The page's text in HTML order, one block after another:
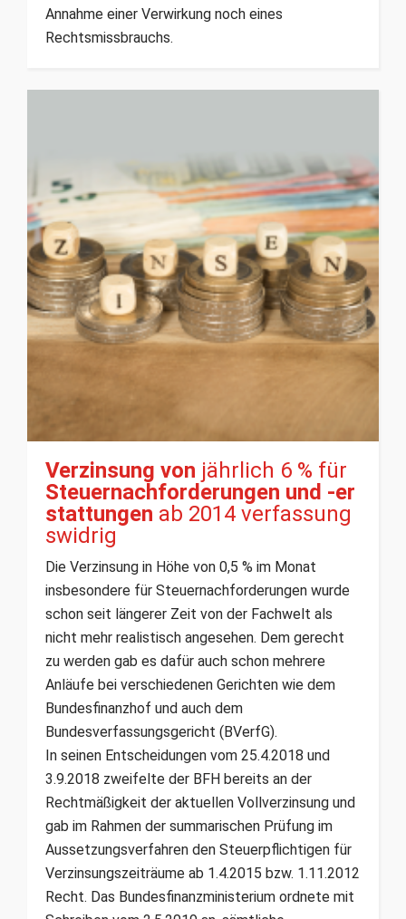
Annahme einer Verwirkung noch eines
Rechtsmissbrauchs.
Verzinsung von jährlich 6 % für
Steuernachforderungen und -er
stattungen ab 2014 verfassung
swidrig
Die Verzinsung in Höhe von 0,5 % im Monat
insbesondere für Steuernachforderungen wurde
schon seit längerer Zeit von der Fachwelt als
nicht mehr realistisch angesehen. Dem gerecht
zu werden gab es dafür auch schon mehrere
Anläufe bei verschiedenen Gerichten wie dem
Bundesfinanzhof und auch dem
Bundesverfassungsgericht (BVerfG).
In seinen Entscheidungen vom 25.4.2018 und
3.9.2018 zweifelte der BFH bereits an der
Rechtmäßigkeit der aktuellen Vollverzinsung und
gab im Rahmen der summarischen Prüfung im
Aussetzungsverfahren den Steuerpflichtigen für
Verzinsungszeiträume ab 1.4.2015 bzw. 1.11.2012
Recht. Das Bundesfinanzministerium ordnete mit